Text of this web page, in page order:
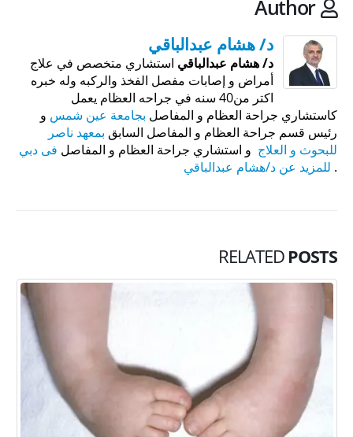
Author
د/ هشام عبدالباقي
د/ هشام عبدالباقي استشاري متخصص في علاج
أمراض و إصابات مفصل الفخذ والركبه وله خبره
اكتر من40 سنه في جراحه العظام يعمل
كاستشاري جراحة العظام و المفاصل بجامعة عين شمس و
رئيس قسم جراحة العظام و المفاصل السابق بمعهد ناصر
للبحوث و العلاج و استشاري جراحة العظام و المفاصل فى دبي
. للمزيد عن د/هشام عبدالباقي
RELATED POSTS